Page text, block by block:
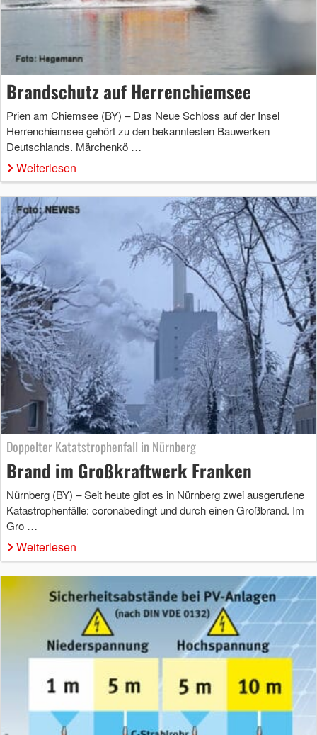
Brandschutz auf Herrenchiemsee
Prien am Chiemsee (BY) – Das Neue Schloss auf der Insel
Herrenchiemsee gehört zu den bekanntesten Bauwerken
Deutschlands. Märchenkö …
Weiterlesen
Doppelter Katatstrophenfall in Nürnberg
Brand im Großkraftwerk Franken
Nürnberg (BY) – Seit heute gibt es in Nürnberg zwei ausgerufene
Katastrophenfälle: coronabedingt und durch einen Großbrand. Im
Gro …
Weiterlesen